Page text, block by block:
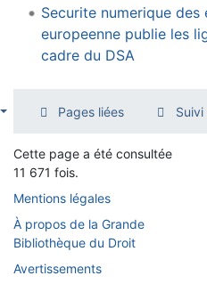
Securite numerique
europeenne publie les
cadre du DSA
Pages liées
Cette page a été consultée
11 671 fois.
Mentions légales
À propos de la Grande
Bibliothèque du Droit
Avertissements